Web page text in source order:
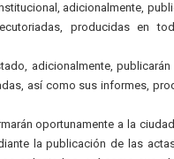
adicionalmente,
producidas en
adicionalmente, publicarán
así como sus informes,
oportunamente a la
la publicación de las